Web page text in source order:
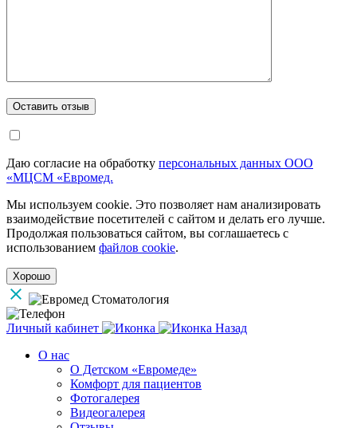
Даю согласие на обработку персональных данных ООО
«МЦСМ «Евромед.
Мы используем cookie. Это позволяет нам анализировать
взаимодействие посетителей с сайтом и делать его лучше.
Продолжая пользоваться сайтом, вы соглашаетесь с
использованием файлов cookie.
Хорошо
Личный кабинет
Назад
О нас
О Детском «Евромеде»
Комфорт для пациентов
Фотогалерея
Видеогалерея